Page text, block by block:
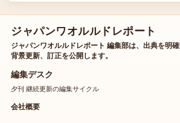
ジャパンワオルルドレポート
ジャパンワオルルドレポート 編集部は、出典を明確
背景更新、訂正を公開します。
編集デスク
夕刊 継続更新の編集サイクル
会社概要